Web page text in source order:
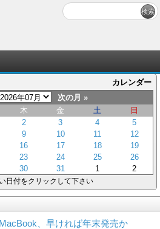
カレンダー
次の月 »
木 金 土
日
2 3 4
5
9 10 11
12
16 17 18
19
23 24 25
26
30 31 1 2
日付をクリックして下さい
、早ければ年末発売か